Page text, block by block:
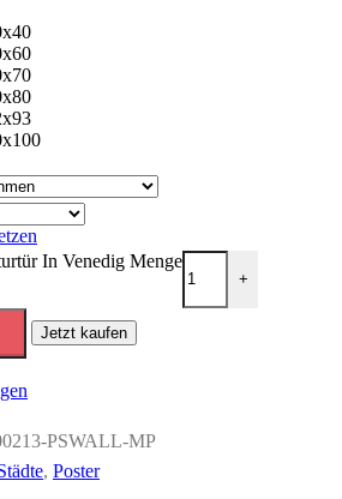
In Venedig Menge
+
Jetzt kaufen
PSWALL-MP
, Poster